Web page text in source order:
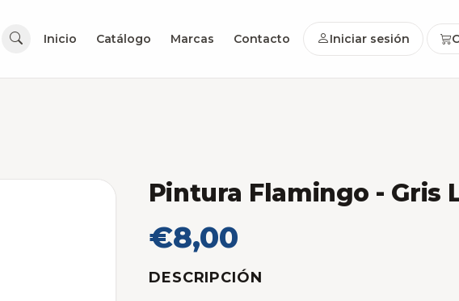
Inicio Catálogo Marcas Contacto Iniciar sesión
Pintura Flamingo - Gris
€8,00
DESCRIPCIÓN